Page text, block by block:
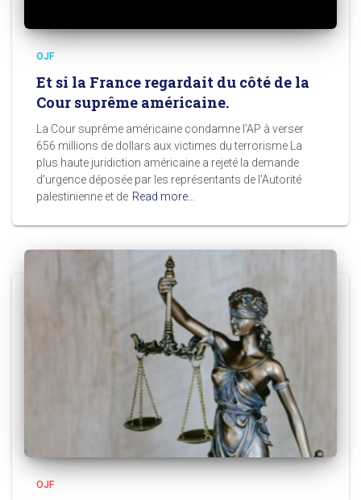
OJF
Et si la France regardait du côté de la
Cour suprême américaine.
La Cour suprême américaine condamne l’AP à verser
656 millions de dollars aux victimes du terrorisme La
plus haute juridiction américaine a rejeté la demande
d’urgence déposée par les représentants de l’Autorité
palestinienne et de Read more…
OJF